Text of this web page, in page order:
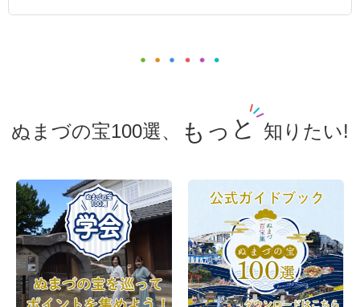
ぬまづの宝100選、 もっと 知りたい!